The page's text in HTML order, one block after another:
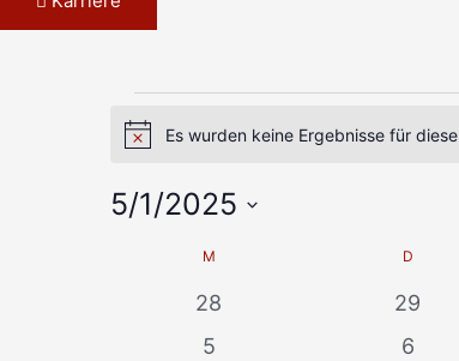
HinweisEs wurden keine Ergebnisse für
5/1/2025
Veranstaltungen
M D
0
Veranstaltungen
28
0
29
0
5
0
6